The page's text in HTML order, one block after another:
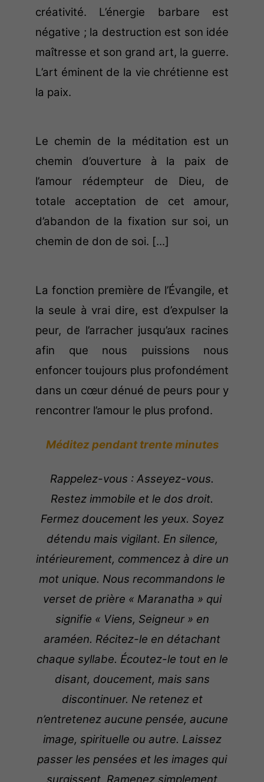
créativité. L’énergie barbare est
négative ; la destruction est son idée
maîtresse et son grand art, la guerre.
L’art éminent de la vie chrétienne est
la paix.
Le chemin de la méditation est un
chemin d’ouverture à la paix de
l’amour rédempteur de Dieu, de
totale acceptation de cet amour,
d’abandon de la fixation sur soi, un
chemin de don de soi. [...]
La fonction première de l’Évangile, et
la seule à vrai dire, est d’expulser la
peur, de l’arracher jusqu’aux racines
afin que nous puissions nous
enfoncer toujours plus profondément
dans un cœur dénué de peurs pour y
rencontrer l’amour le plus profond.
Méditez pendant trente minutes
Rappelez-vous : Asseyez-vous.
Restez immobile et le dos droit.
Fermez doucement les yeux. Soyez
détendu mais vigilant. En silence,
intérieurement, commencez à dire un
mot unique. Nous recommandons le
verset de prière « Maranatha » qui
signifie « Viens, Seigneur » en
araméen. Récitez-le en détachant
chaque syllabe. Écoutez-le tout en le
disant, doucement, mais sans
discontinuer. Ne retenez et
n’entretenez aucune pensée, aucune
image, spirituelle ou autre. Laissez
passer les pensées et les images qui